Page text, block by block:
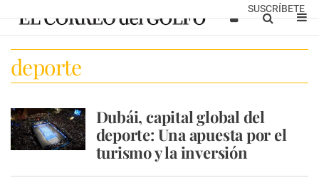
SUSCRÍBETE
deporte
Dubái, capital global del
deporte: Una apuesta por el
turismo y la inversión